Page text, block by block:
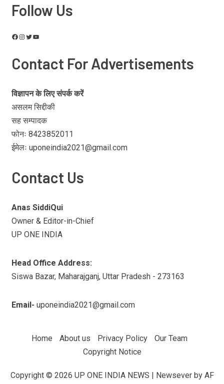
Follow Us
Contact For Advertisements
विज्ञापन के लिए संपर्क करें
असलम सिद्दीकी
सह सम्पादक
फोनः 8423852011
ईमेलः uponeindia2021@gmail.com
Contact Us
Anas SiddiQui
Owner & Editor-in-Chief
UP ONE INDIA
Head Office Address:
Siswa Bazar, Maharajganj, Uttar Pradesh - 273163
Email- uponeindia2021@gmail.com
Home About us Privacy Policy
Our Team
Copyright Notice
Copyright © 2026 UP ONE INDIA NEWS | Newseverby AF